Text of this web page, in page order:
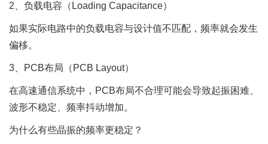
2、负载电容（Loading Capacitance）
如果实际电路中的负载电容与设计值不匹配，频率就会发生
偏移。
3、PCB布局（PCB Layout）
在高速通信系统中，PCB布局不合理可能会导致起振困难、
波形不稳定、频率抖动增加。
为什么有些晶振的频率更稳定？